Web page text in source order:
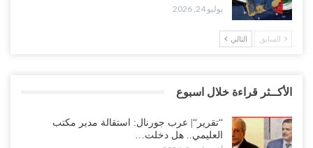
يوليو 24, 2026
السابق التالي
الأكــثر قراءة خلال اسبوع
“تقرير“| عرب جورنال: استقالة مدير مكتب
العليمي.. هل دخلت…